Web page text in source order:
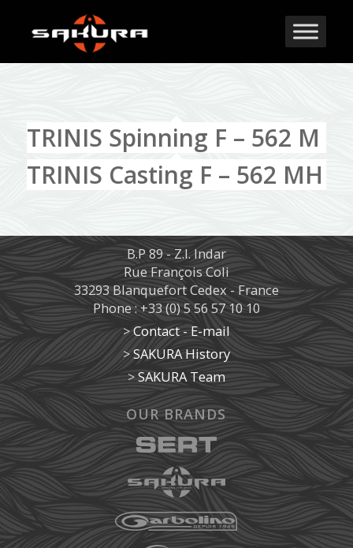
TRINIS Spinning F – 562 M
TRINIS Casting F – 562 MH
B.P 89 - Z.I. Indar
Rue François Coli
33293 Blanquefort Cedex - France
Phone : +33 (0) 5 56 57 10 10
>Contact - E-mail
>SAKURA History
>SAKURA Team
OUR BRANDS